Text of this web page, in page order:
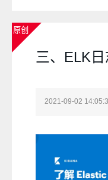
原创
三、ELK
2021-09-02